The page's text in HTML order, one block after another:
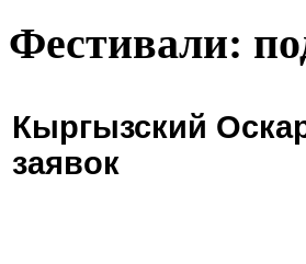
Фестивали:
Кыргызский
заявок